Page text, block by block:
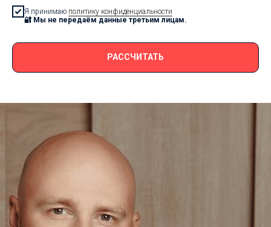
Я принимаю политику конфиденциальности
🔐 Мы не передаём данные третьим лицам.
РАССЧИТАТЬ